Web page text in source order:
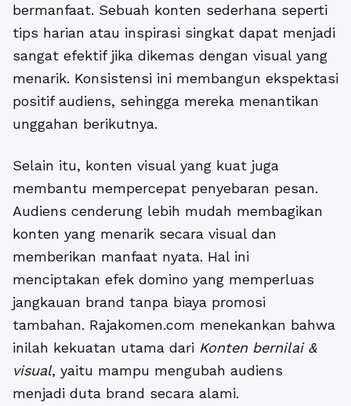
bermanfaat. Sebuah konten sederhana seperti
tips harian atau inspirasi singkat dapat menjadi
sangat efektif jika dikemas dengan visual yang
menarik. Konsistensi ini membangun ekspektasi
positif audiens, sehingga mereka menantikan
unggahan berikutnya.
Selain itu, konten visual yang kuat juga
membantu mempercepat penyebaran pesan.
Audiens cenderung lebih mudah membagikan
konten yang menarik secara visual dan
memberikan manfaat nyata. Hal ini
menciptakan efek domino yang memperluas
jangkauan brand tanpa biaya promosi
tambahan. Rajakomen.com menekankan bahwa
inilah kekuatan utama dari Konten bernilai &
visual, yaitu mampu mengubah audiens
menjadi duta brand secara alami.